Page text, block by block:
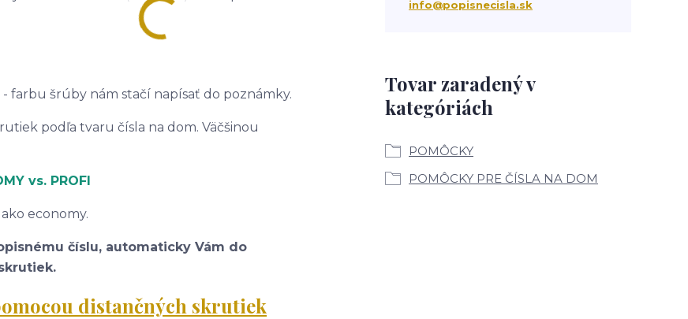
farbu šrúby nám stačí napísať do poznámky.
podľa tvaru čísla na dom. Väčšinou
vs. PROFI
economy.
číslu, automaticky Vám do
distančných skrutiek
Tovar zaradený v
kategóriách
POMÔCKY
POMÔCKY PRE ČÍSLA NA DOM
info@popisnecisla.sk